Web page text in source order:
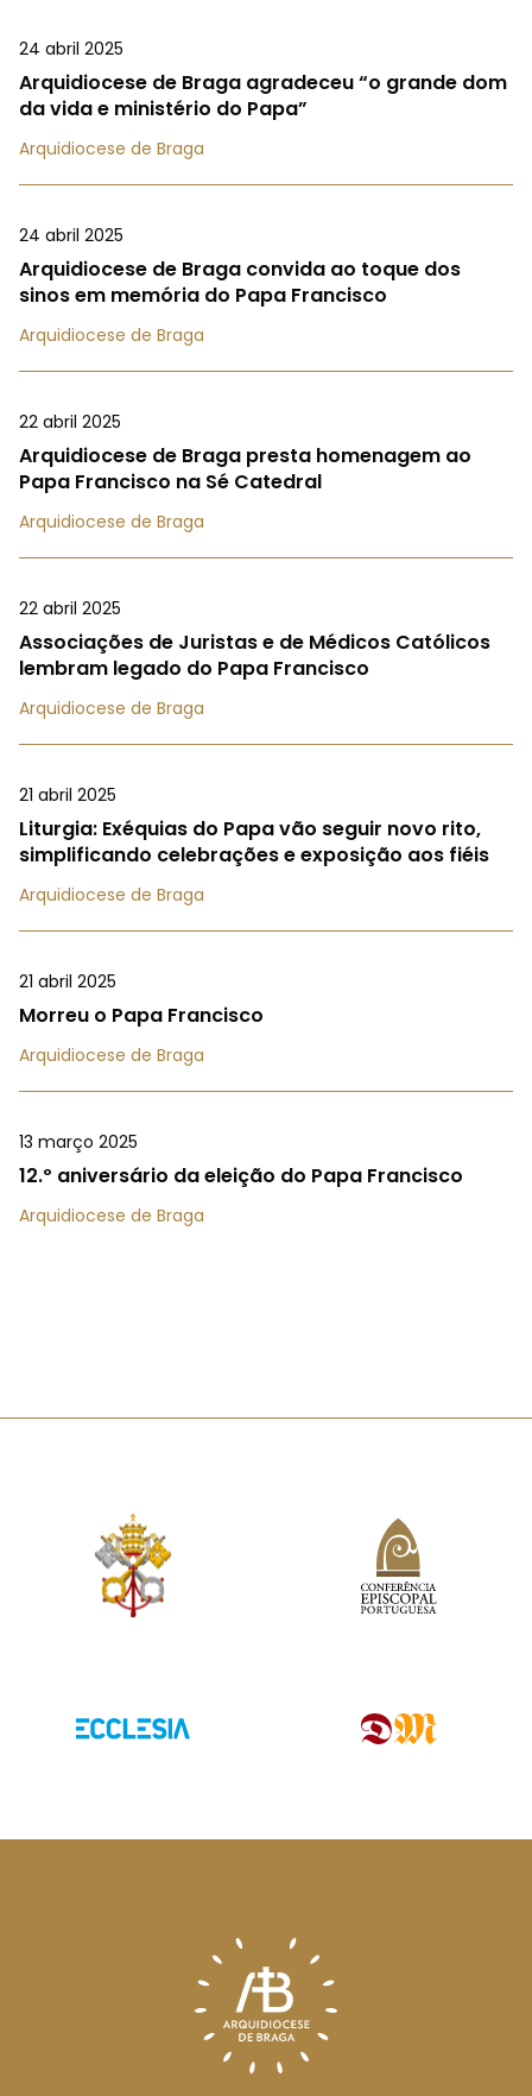
24 abril 2025
Arquidiocese de Braga agradeceu “o grande dom
da vida e ministério do Papa”
Arquidiocese de Braga
24 abril 2025
Arquidiocese de Braga convida ao toque dos
sinos em memória do Papa Francisco
Arquidiocese de Braga
22 abril 2025
Arquidiocese de Braga presta homenagem ao
Papa Francisco na Sé Catedral
Arquidiocese de Braga
22 abril 2025
Associações de Juristas e de Médicos Católicos
lembram legado do Papa Francisco
Arquidiocese de Braga
21 abril 2025
Liturgia: Exéquias do Papa vão seguir novo rito,
simplificando celebrações e exposição aos fiéis
Arquidiocese de Braga
21 abril 2025
Morreu o Papa Francisco
Arquidiocese de Braga
13 março 2025
12.º aniversário da eleição do Papa Francisco
Arquidiocese de Braga